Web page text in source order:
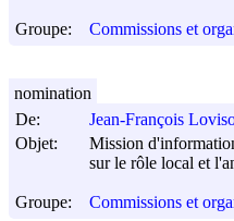
Groupe: Commissions et
De:
Jean-François
Objet:
Mission
sur le rôle local et
Groupe: Commissions et
nomination